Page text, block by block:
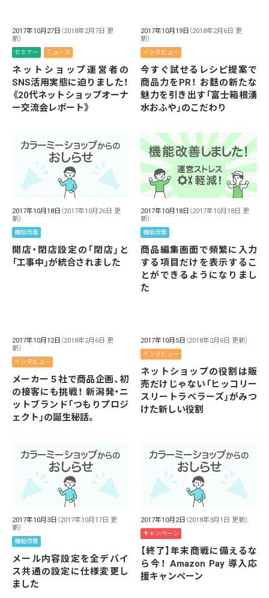
2017年10月27日 （2018年2月7日 更
新）
セミナー ニュース
ネットショップ運営者の
SNS活用実態に迫りました！
《20代ネットショップオーナ
ー交流会レポート》
2017年10月19日 （2018年2月6日 更
新）
インタビュー
今すぐ試せるレシピ提案で
商品力をPR！ お麩の新たな
魅力を引き出す「富士箱根湧
水おふや」のこだわり
2017年10月18日 （2017年10月26日 更
新）
機能改善
開店・閉店設定の「閉店」と
「工事中」が統合されました
2017年10月18日 （2017年10月18日 更
新）
機能改善
商品編集画面で頻繁に入力
する項目だけを表示するこ
とができるようになりまし
た
2017年10月12日 （2018年2月6日 更
新）
インタビュー
メーカー５社で商品企画、初
の接客にも挑戦！ 新潟発・ニ
ットブランド「つもりプロジ
ェクト」の誕生秘話。
2017年10月5日 （2018年2月6日 更新）
インタビュー
ネットショップの役割は販
売だけじゃない「ヒッコリー
スリートラベラーズ」がみつ
けた新しい役割
2017年10月3日 （2017年10月17日 更
新）
機能改善
メール内容設定を全デバイ
ス共通の設定に仕様変更し
ました
2017年10月2日 （2018年3月1日 更新）
キャンペーン
【終了】年末商戦に備えるな
ら今！ Amazon Pay 導入応
援キャンペーン